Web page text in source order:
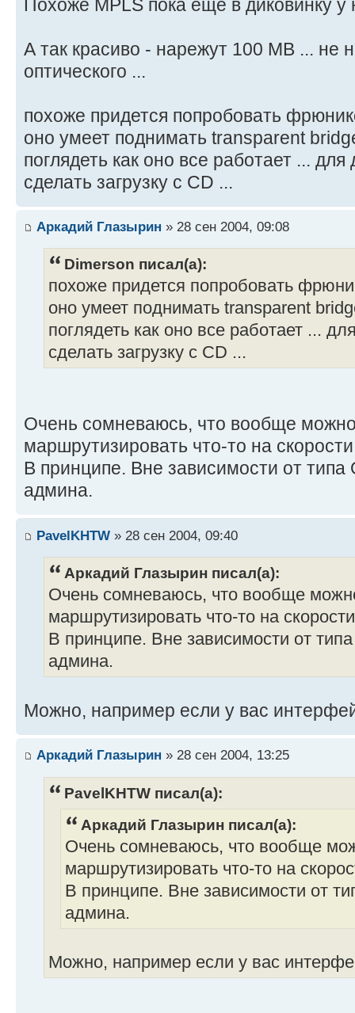
Похоже MPLS пока еще в диковинку у
А так красиво - нарежут 100 MB ... не
оптического ...
похоже придется попробовать
оно умеет поднимать transparent
поглядеть как оно все работает ... для
сделать загрузку с CD ...
Аркадий Глазырин » 28 сен 2004, 09:08
Dimerson писал(а):
похоже придется попробовать
оно умеет поднимать transparent
поглядеть как оно все работает ...
сделать загрузку с CD ...
Очень сомневаюсь, что вообще
маршрутизировать что-то на
В принципе. Вне зависимости от типа
админа.
PavelKHTW » 28 сен 2004, 09:40
Аркадий Глазырин писал(а):
Очень сомневаюсь, что вообще
маршрутизировать что-то на
В принципе. Вне зависимости от
админа.
Можно, например если у вас
Аркадий Глазырин » 28 сен 2004, 13:25
PavelKHTW писал(а):
Аркадий Глазырин писал(а):
Очень сомневаюсь, что вообще
маршрутизировать что-то на
В принципе. Вне зависимости от
админа.
Можно, например если у вас